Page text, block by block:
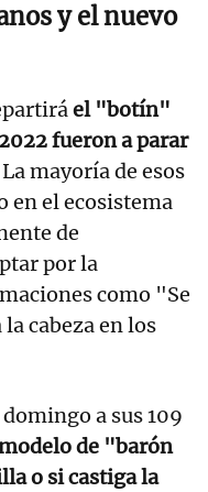
y el nuevo
el "botín"
fueron a parar
La mayoría de esos
en el ecosistema
de
por la
como "Se
cabeza en los
a sus 109
de "barón
o si castiga la